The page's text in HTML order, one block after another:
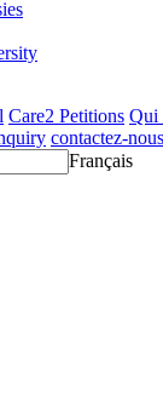
Care2 Petitions Qui
contactez-nous
Français